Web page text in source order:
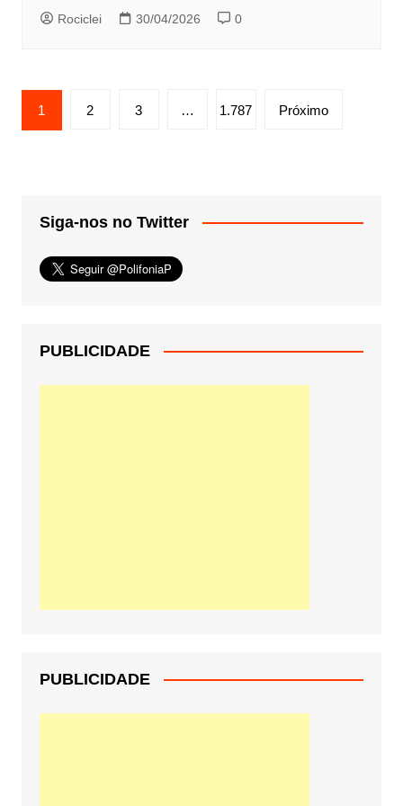
Rociclei 30/04/2026 0
Paginação
de
1 2 3 … 1.787 Próximo
Siga-nos no Twitter
PUBLICIDADE
PUBLICIDADE